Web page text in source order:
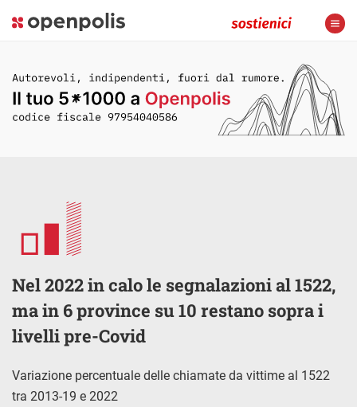
Nel 2022 in calo le segnalazioni al 1522,
ma in 6 province su 10 restano sopra i
livelli pre-Covid
Variazione percentuale delle chiamate da vittime al 1522
tra 2013-19 e 2022